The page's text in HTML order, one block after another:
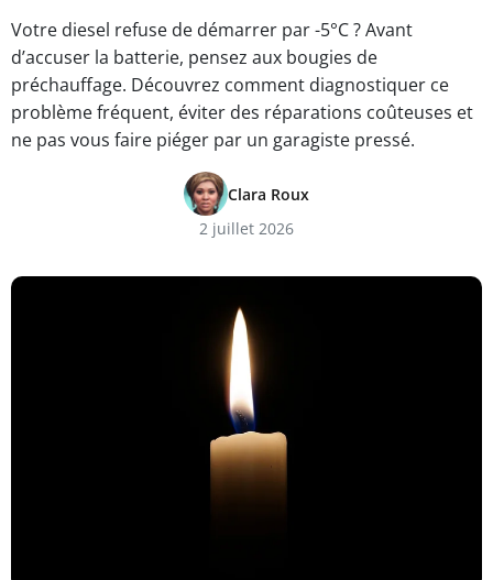
Votre diesel refuse de démarrer par -5°C ? Avant
d’accuser la batterie, pensez aux bougies de
préchauffage. Découvrez comment diagnostiquer ce
problème fréquent, éviter des réparations coûteuses et
ne pas vous faire piéger par un garagiste pressé.
Clara Roux
2 juillet 2026